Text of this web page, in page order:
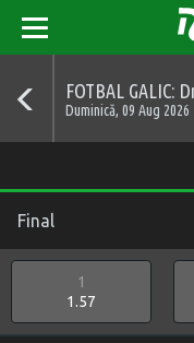
FOTBAL GALIC:
Duminică, 09 Aug 2026
Final
1
1.57